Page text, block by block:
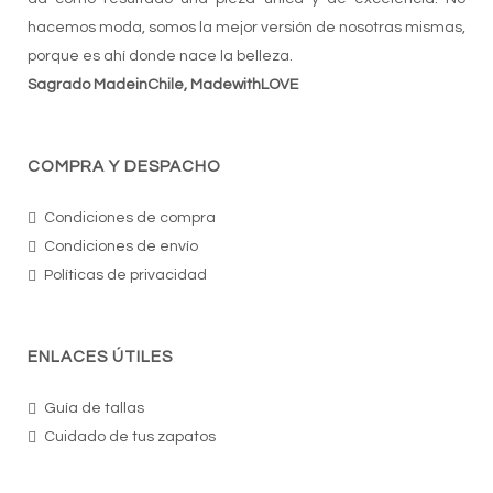
hacemos moda, somos la mejor versión de nosotras mismas,
porque es ahí donde nace la belleza.
Sagrado MadeinChile, MadewithLOVE
COMPRA Y DESPACHO
Condiciones de compra
Condiciones de envío
Políticas de privacidad
ENLACES ÚTILES
Guía de tallas
Cuidado de tus zapatos